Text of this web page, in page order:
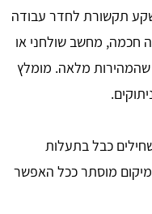
תקשורת לחדר עבודה
חכמה, מחשב שולחני או
שהמהירות מלאה. מומלץ
כבל בתעלות
מוסתר ככל האפשר